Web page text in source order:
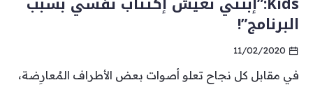
البرنامج”!
11/02/2020
في مقابل كل نجاح تعلو أصوات بعض الأطراف المُعارِضة،